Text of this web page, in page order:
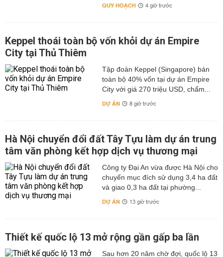
QUY HOẠCH 4 giờ trước
Keppel thoái toàn bộ vốn khỏi dự án Empire
City tại Thủ Thiêm
Tập đoàn Keppel (Singapore) bán
toàn bộ 40% vốn tại dự án Empire
City với giá 270 triệu USD, chấm...
DỰ ÁN 8 giờ trước
Hà Nội chuyển đổi đất Tây Tựu làm dự án trung
tâm văn phòng kết hợp dịch vụ thương mại
Công ty Đại An vừa được Hà Nội cho
chuyển mục đích sử dụng 3,4 ha đất
và giao 0,3 ha đất tại phường...
DỰ ÁN 13 giờ trước
Thiết kế quốc lộ 13 mở rộng gần gấp ba lần
Sau hơn 20 năm chờ đợi, quốc lộ 13